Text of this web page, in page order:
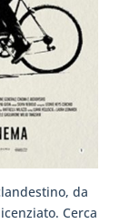
da
Cerca